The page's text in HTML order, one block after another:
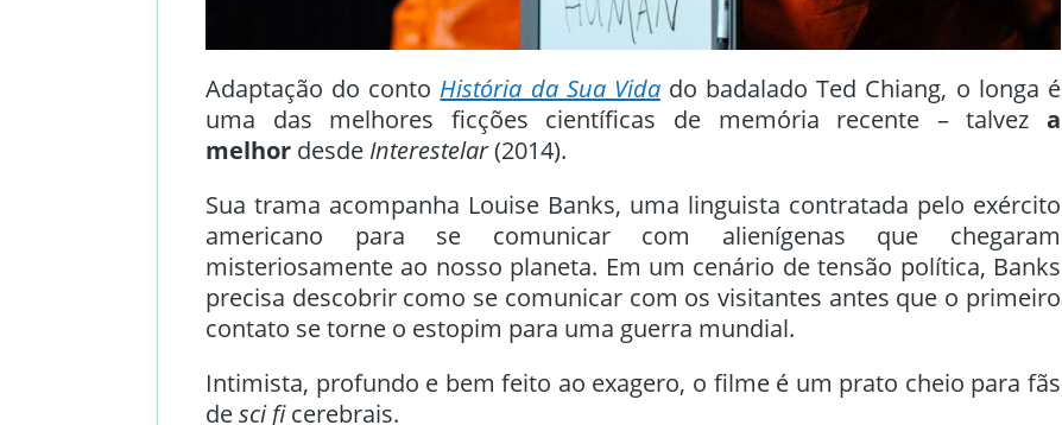
Adaptação do conto História da Sua Vida do badalado Ted Chiang, o longa é
uma das melhores ficções científicas de memória recente – talvez a
melhor desde Interestelar(2014).
Sua trama acompanha Louise Banks, uma linguista contratada pelo exército
americano para se comunicar com alienígenas que chegaram
misteriosamente ao nosso planeta. Em um cenário de tensão política, Banks
precisa descobrir como se comunicar com os visitantes antes que o primeiro
contato se torne o estopim para uma guerra mundial.
Intimista, profundo e bem feito ao exagero, o filme é um prato cheio para fãs
desci ficerebrais.